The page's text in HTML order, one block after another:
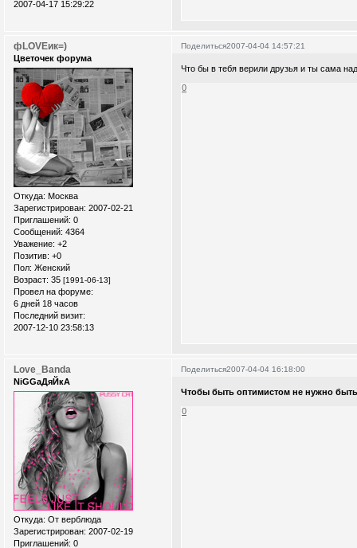
2007-04-17 15:29:22
Поделиться2007-04-04 14:57:21
фLOVEик=)
Цветочек форума
Откуда: Москва
Зарегистрирован: 2007-02-21
Приглашений: 0
Сообщений: 4364
Уважение: +2
Позитив: +0
Пол: Женский
Возраст: 35 [1991-06-13]
Провел на форуме:
6 дней 18 часов
Последний визит:
2007-12-10 23:58:13
Что бы в тебя верили друзья и ты сама
0
Поделиться2007-04-04 16:18:00
Love_Banda
NiGGaДяЙкА
Откуда: От верблюда
Зарегистрирован: 2007-02-19
Приглашений: 0
Чтобы быть оптимистом не нужно
0